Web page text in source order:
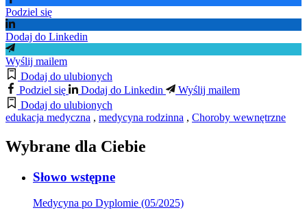
Podziel się
Dodaj do Linkedin
Wyślij mailem
Dodaj do ulubionych
Podziel się
Dodaj do Linkedin
Wyślij mailem
Dodaj do ulubionych
edukacja medyczna , medycyna rodzinna , Choroby wewnętrzne
Wybrane dla Ciebie
Słowo wstępne
Medycyna po Dyplomie (05/2025)